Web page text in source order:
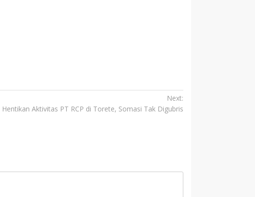
Next:
Hentikan Aktivitas PT RCP di Torete, Somasi Tak Digubris